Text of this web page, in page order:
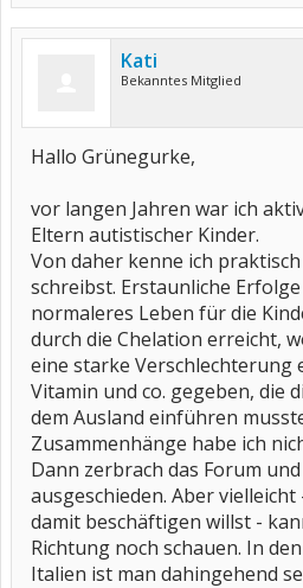
Kati
Bekanntes Mitglied
Hallo Grünegurke,
vor langen Jahren war ich
Eltern autistischer Kinder.
Von daher kenne ich
schreibst. Erstaunliche
normaleres Leben für die
durch die Chelation erreicht,
eine starke Verschlechterung
Vitamin und co. gegeben, die
dem Ausland einführen
Zusammenhänge habe ich
Dann zerbrach das Forum
ausgeschieden. Aber
damit beschäftigen willst -
Richtung noch schauen. In
Italien ist man dahingehend